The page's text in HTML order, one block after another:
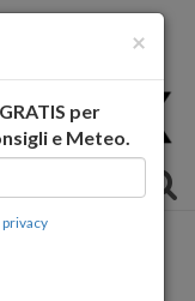
×
per
e Meteo.